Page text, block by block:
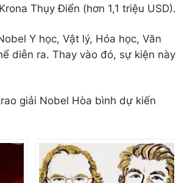
Thụy Điển (hơn 1,1 triệu USD).
Y học, Vật lý, Hóa học, Văn
diễn ra. Thay vào đó, sự kiện này
giải Nobel Hòa bình dự kiến